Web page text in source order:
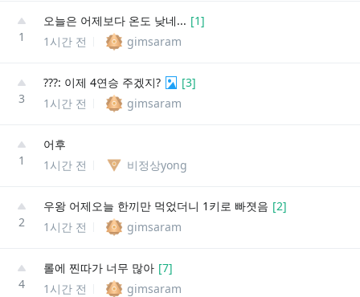
1
오늘은 어제보다 온도 낮네... [1]
1시간 전
gimsaram
3
???: 이제 4연승 주겠지? [3]
1시간 전
gimsaram
1
어후
1시간 전
비정상yong
2
우왕 어제오늘 한끼만 먹었더니 1키로 빠졋음 [2]
1시간 전
gimsaram
4
롤에 찐따가 너무 많아 [7]
1시간 전
gimsaram